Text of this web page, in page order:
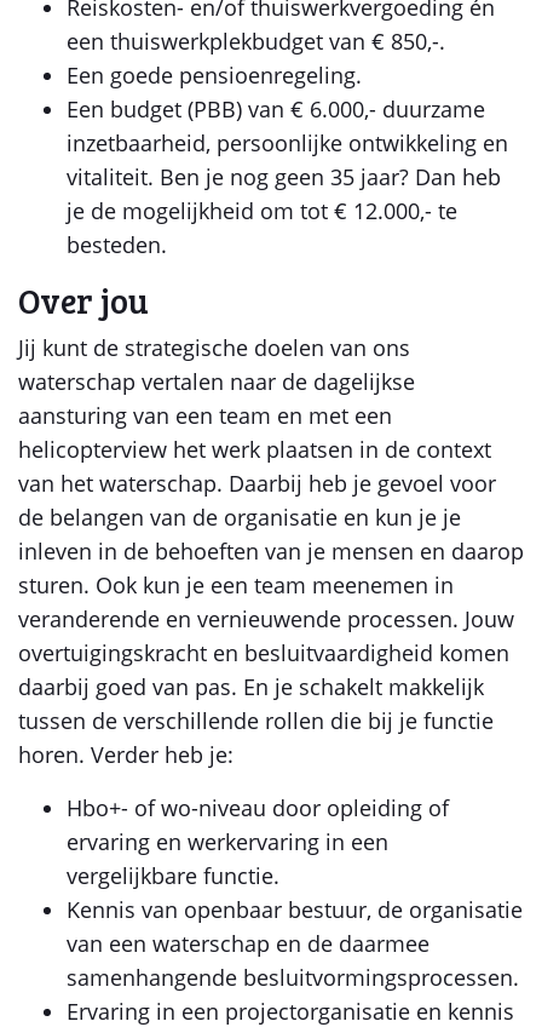
Reiskosten- en/of thuiswerkvergoeding én
een thuiswerkplekbudget van € 850,-.
Een goede pensioenregeling.
Een budget (PBB) van € 6.000,- duurzame
inzetbaarheid, persoonlijke ontwikkeling en
vitaliteit. Ben je nog geen 35 jaar? Dan heb
je de mogelijkheid om tot € 12.000,- te
besteden.
Over jou
Jij kunt de strategische doelen van ons
waterschap vertalen naar de dagelijkse
aansturing van een team en met een
helicopterview het werk plaatsen in de context
van het waterschap. Daarbij heb je gevoel voor
de belangen van de organisatie en kun je je
inleven in de behoeften van je mensen en daarop
sturen. Ook kun je een team meenemen in
veranderende en vernieuwende processen. Jouw
overtuigingskracht en besluitvaardigheid komen
daarbij goed van pas. En je schakelt makkelijk
tussen de verschillende rollen die bij je functie
horen. Verder heb je:
Hbo+- of wo-niveau door opleiding of
ervaring en werkervaring in een
vergelijkbare functie.
Kennis van openbaar bestuur, de organisatie
van een waterschap en de daarmee
samenhangende besluitvormingsprocessen.
Ervaring in een projectorganisatie en kennis